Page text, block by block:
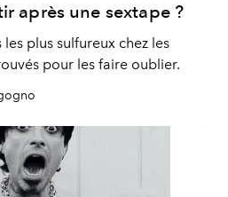
après une sextape ?
plus sulfureux chez les
pour les faire oublier.